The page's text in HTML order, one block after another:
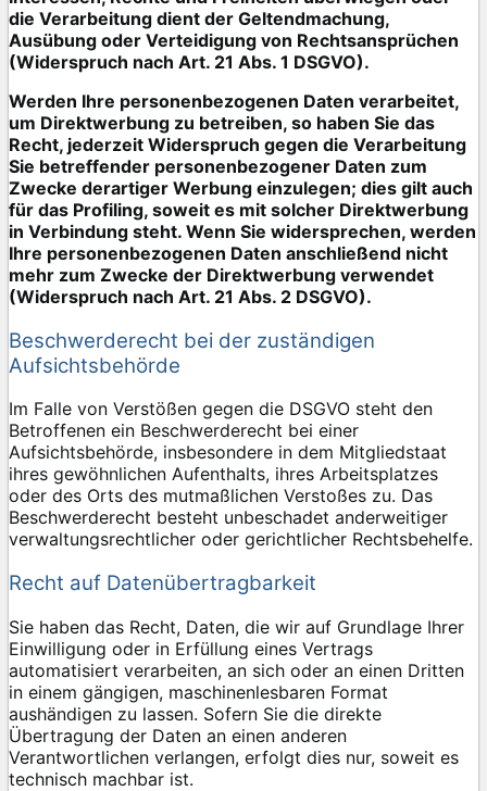
die Verarbeitung dient der Geltendmachung,
Ausübung oder Verteidigung von Rechtsansprüchen
(Widerspruch nach Art. 21 Abs. 1 DSGVO).
Werden Ihre personenbezogenen Daten verarbeitet,
um Direktwerbung zu betreiben, so haben Sie das
Recht, jederzeit Widerspruch gegen die Verarbeitung
Sie betreffender personenbezogener Daten zum
Zwecke derartiger Werbung einzulegen; dies gilt auch
für das Profiling, soweit es mit solcher Direktwerbung
in Verbindung steht. Wenn Sie widersprechen, werden
Ihre personenbezogenen Daten anschließend nicht
mehr zum Zwecke der Direktwerbung verwendet
(Widerspruch nach Art. 21 Abs. 2 DSGVO).
Beschwerderecht bei der zuständigen
Aufsichtsbehörde
Im Falle von Verstößen gegen die DSGVO steht den
Betroffenen ein Beschwerderecht bei einer
Aufsichtsbehörde, insbesondere in dem Mitgliedstaat
ihres gewöhnlichen Aufenthalts, ihres Arbeitsplatzes
oder des Orts des mutmaßlichen Verstoßes zu. Das
Beschwerderecht besteht unbeschadet anderweitiger
verwaltungsrechtlicher oder gerichtlicher Rechtsbehelfe.
Recht auf Datenübertragbarkeit
Sie haben das Recht, Daten, die wir auf Grundlage Ihrer
Einwilligung oder in Erfüllung eines Vertrags
automatisiert verarbeiten, an sich oder an einen Dritten
in einem gängigen, maschinenlesbaren Format
aushändigen zu lassen. Sofern Sie die direkte
Übertragung der Daten an einen anderen
Verantwortlichen verlangen, erfolgt dies nur, soweit es
technisch machbar ist.